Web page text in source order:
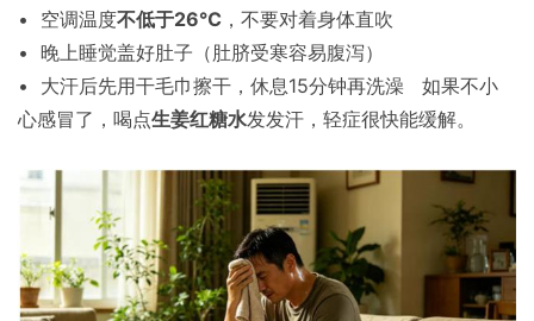
• 空调温度不低于26℃ ，不要对着身体直吹
• 晚上睡觉盖好肚子（肚脐受寒容易腹泻）
• 大汗后先用干毛巾擦干，休息15分钟再洗澡 如果不小
心感冒了，喝点生姜红糖水发发汗，轻症很快能缓解。